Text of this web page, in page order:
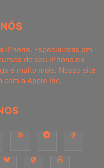
iPhone. Especialistas em
do seu iPhone na
e muito mais. Nosso site
com a Apple Inc.